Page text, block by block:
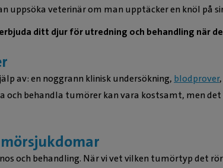
veterinär om man upptäcker en knöl på
ditt djur för utredning och behandling när
av: en noggrann klinisk undersökning, blodprover,
och behandla tumörer kan vara kostsamt, men
och behandling. När vi vet vilken tumörtyp det